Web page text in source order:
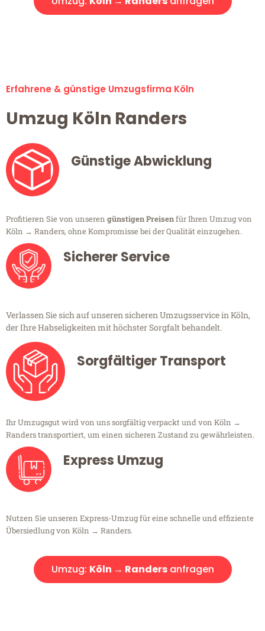
Erfahrene & günstige Umzugsfirma Köln
Umzug Köln Randers
Günstige Abwicklung
Profitieren Sie von unseren günstigen Preisenfür Ihren Umzug von
Köln → Randers, ohne Kompromisse bei der Qualität einzugehen.
Sicherer Service
Verlassen Sie sich auf unseren sicheren Umzugsservice in Köln,
der Ihre Habseligkeiten mit höchster Sorgfalt behandelt.
Sorgfältiger Transport
Ihr Umzugsgut wird von uns sorgfältig verpackt und von Köln →
Randers transportiert, um einen sicheren Zustand zu gewährleisten.
Express Umzug
Nutzen Sie unseren Express-Umzug für eine schnelle und effiziente
Übersiedlung von Köln → Randers.
Umzug: Köln → Randersanfragen